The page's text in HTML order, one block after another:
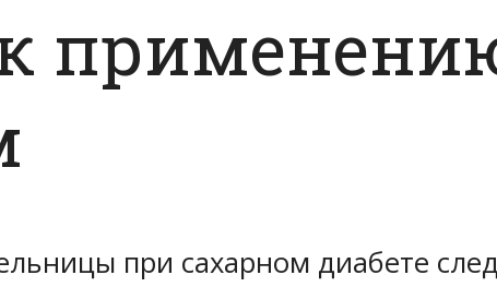
при сахарном диабете